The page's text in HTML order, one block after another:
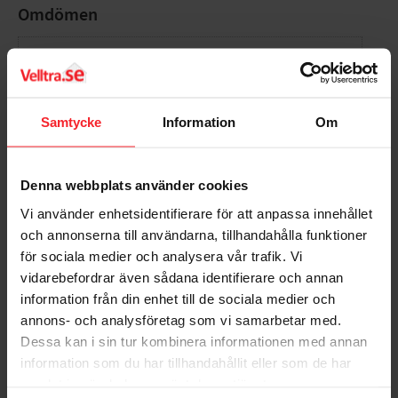
Samtycke Information Om
Denna webbplats använder cookies
Vi använder enhetsidentifierare för att anpassa innehållet
och annonserna till användarna, tillhandahålla funktioner
för sociala medier och analysera vår trafik. Vi
vidarebefordrar även sådana identifierare och annan
information från din enhet till de sociala medier och
annons- och analysföretag som vi samarbetar med.
Dessa kan i sin tur kombinera informationen med annan
information som du har tillhandahållit eller som de har
Omdömen
Bli den första att lämna ett omdöme.
Populära produkter